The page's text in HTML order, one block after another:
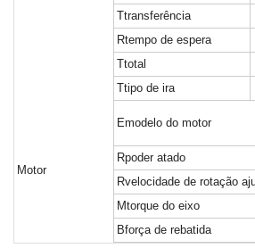
Ttransferência
Rtempo de espera
Ttotal
Ttipo de ira
Motor
Emodelo do motor
Rpoder atado
Rvelocidade de rotação
Mtorque do eixo
Bforça de rebatida